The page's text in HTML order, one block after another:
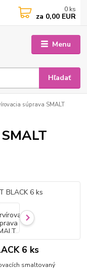
Menu
Hľadať
0 ks
za 0,00 EUR
súprava SMALT
6 ks
smaltovaný